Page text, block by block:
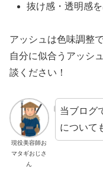
抜け感・透明感
アッシュは色味調整
自分に似合うアッシ
談ください！
現役美容師お
マタギおじさ
ん
当ブログ
について